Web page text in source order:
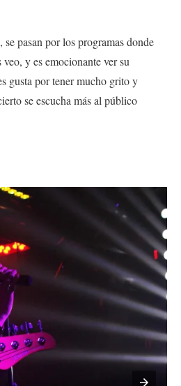
pasan por los programas donde
y es emocionante ver su
gusta por tener mucho grito y
se escucha más al público